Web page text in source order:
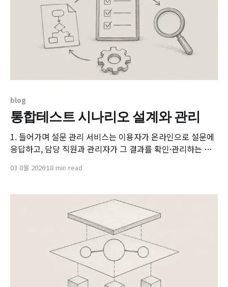
blog
통합테스트 시나리오 설계와 관리
1. 들어가며 설문 관리 서비스는 이용자가 온라인으로 설문에
응답하고, 담당 직원과 관리자가 그 결과를 확인·관리하는 서
역할별로 권한과 화면 흐름이 다르고, 회원 가입 여부에 따라
터 동기화까지 얽혀 있어 단위 기능의 정상 동작만으로는 서비
03 8월 202618 min read